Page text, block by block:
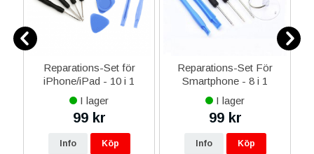
Reparations-Set för
iPhone/iPad - 10 i 1
I lager
99 kr
Info Köp
Reparations-Set För
Smartphone - 8 i 1
I lager
99 kr
Info Köp